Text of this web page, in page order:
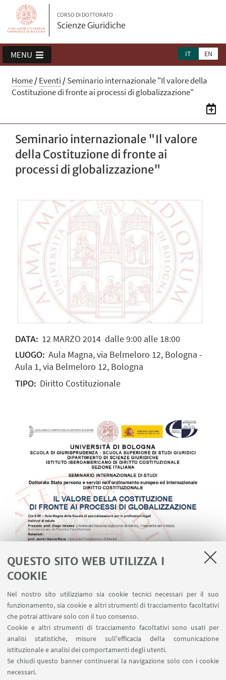
QUESTO SITO WEB UTILIZZA I
COOKIE
Nel nostro sito utilizziamo sia cookie tecnici necessari per il suo
funzionamento, sia cookie e altri strumenti di tracciamento facoltativi
che potrai attivare solo con il tuo consenso.
Cookie e altri strumenti di tracciamento facoltativi sono usati per
analisi statistiche, misure sull'efficacia della comunicazione
istituzionale e analisi dei comportamenti degli utenti.
Se chiudi questo banner continuerai la navigazione solo con i cookie
necessari.
CORSO DI DOTTORATO
Scienze Giuridiche
IT EN
MENU
Home/Eventi /Seminario internazionale "Il valore della
Costituzione di fronte ai processi di globalizzazione"
Seminario internazionale "Il valore
della Costituzione di fronte ai
processi di globalizzazione"
DATA: 12MARZO 2014dalle 9:00 alle 18:00
LUOGO: Aula Magna, via Belmeloro 12, Bologna -
Aula 1, via Belmeloro 12, Bologna
TIPO: Diritto Costituzionale